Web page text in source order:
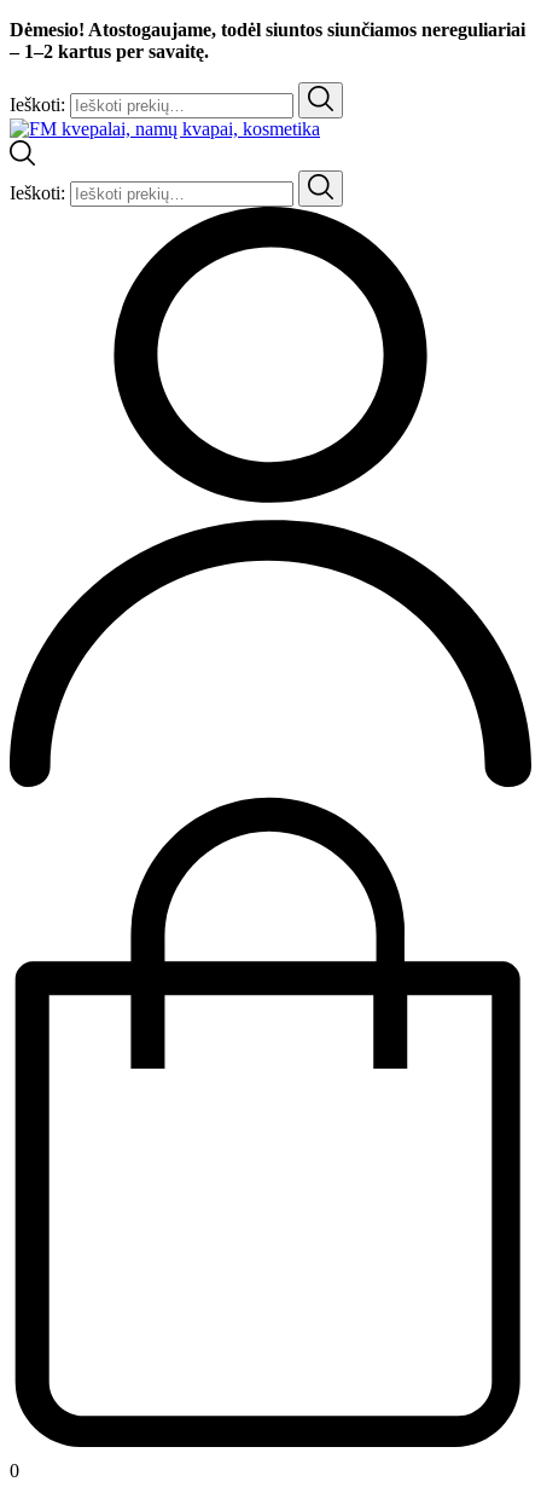
Dėmesio! Atostogaujame, todėl siuntos siunčiamos nereguliariai
– 1–2 kartus per savaitę.
Ieškoti:
Ieškoti:
0